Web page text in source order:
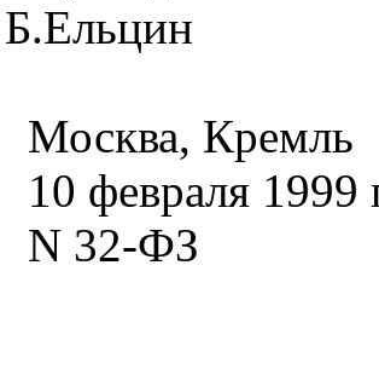
Б.Ельцин
Москва, Кремль
10 февраля 1999
N 32-ФЗ